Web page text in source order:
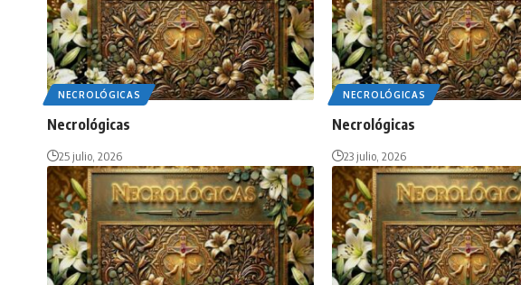
NECROLÓGICAS
Necrológicas
25 julio, 2026
NECROLÓGICAS
Necrológicas
23 julio, 2026